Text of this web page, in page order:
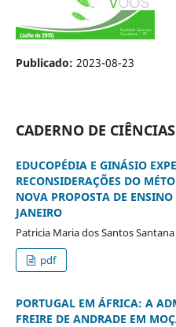
Publicado: 2023-08-23
CADERNO DE
EDUCOPÉDIA E GINÁSIO
RECONSIDERAÇÕES DO
NOVA PROPOSTA DE
JANEIRO
Patricia Maria dos Santos Santana
pdf
PORTUGAL EM ÁFRICA: A
FREIRE DE ANDRADE EM